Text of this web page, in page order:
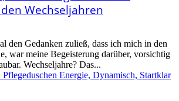
Wechseljahren
den Gedanken zuließ, dass ich mich in den
war meine Begeisterung darüber, vorsichtig
Wechseljahre? Das...